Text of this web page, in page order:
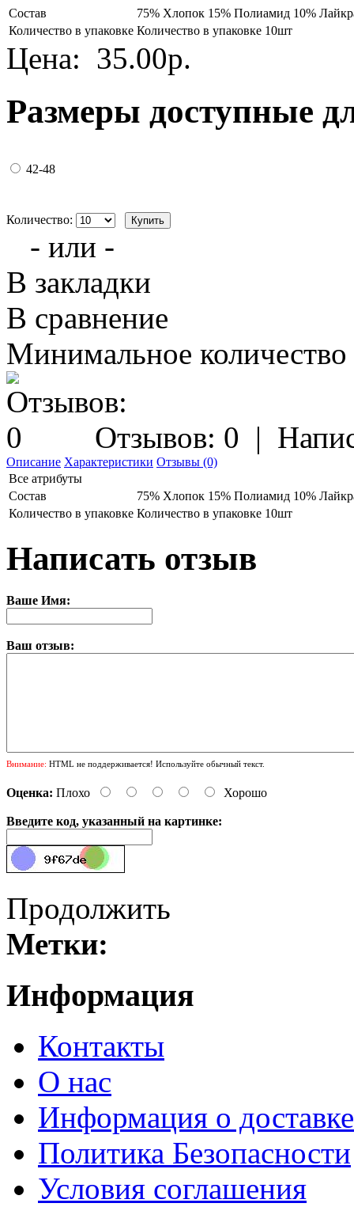
Состав
75% Хлопок 15% Полиамид 10%
Количество в упаковке Количество в упаковке 10шт
Цена: 35.00р.
Размеры доступные
42-48
Количество:
- или -
В закладки
В сравнение
Минимальное количество
Отзывов: 0 |
Описание Характеристики Отзывы (0)
Все атрибуты
Состав
75% Хлопок 15% Полиамид 10%
Количество в упаковке Количество в упаковке 10шт
Написать отзыв
Ваше Имя:
Ваш отзыв:
Внимание: HTML не поддерживается! Используйте обычный текст.
Оценка: Плохо Хорошо
Введите код, указанный на картинке:
Продолжить
Метки:
Информация
Контакты
О нас
Информация о доставке
Политика Безопасности
Условия соглашения